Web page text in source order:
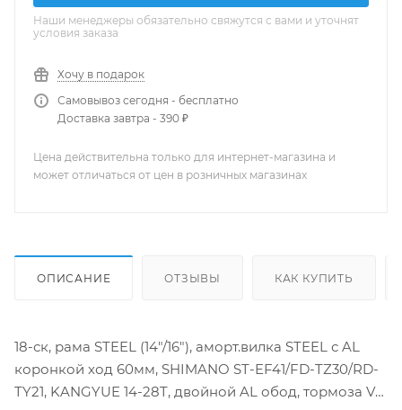
Наши менеджеры обязательно свяжутся с вами и уточнят
условия заказа
Хочу в подарок
Самовывоз сегодня - бесплатно
Доставка завтра - 390 ₽
Цена действительна только для интернет-магазина и
может отличаться от цен в розничных магазинах
ОПИСАНИЕ ОТЗЫВЫ КАК КУПИТЬ
18-ск, рама STEEL (14"/16"), аморт.вилка STEEL с AL
коронкой ход 60мм, SHIMANO ST-EF41/FD-TZ30/RD-
TY21, KANGYUE 14-28T, двойной AL обод, тормоза V-